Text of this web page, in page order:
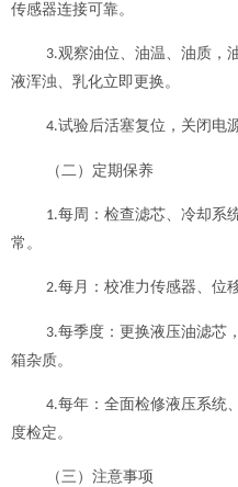
传感器连接可靠。
3.观察油位、油温、油质，
液浑浊、乳化立即更换。
4.试验后活塞复位，关闭电
（二）定期保养
1.每周：检查滤芯、冷却系
常。
2.每月：校准力传感器、位
3.每季度：更换液压油滤芯
箱杂质。
4.每年：全面检修液压系统
度检定。
（三）注意事项